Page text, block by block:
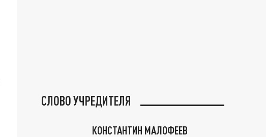
СЛОВО УЧРЕДИТЕЛЯ
КОНСТАНТИН МАЛОФЕЕВ